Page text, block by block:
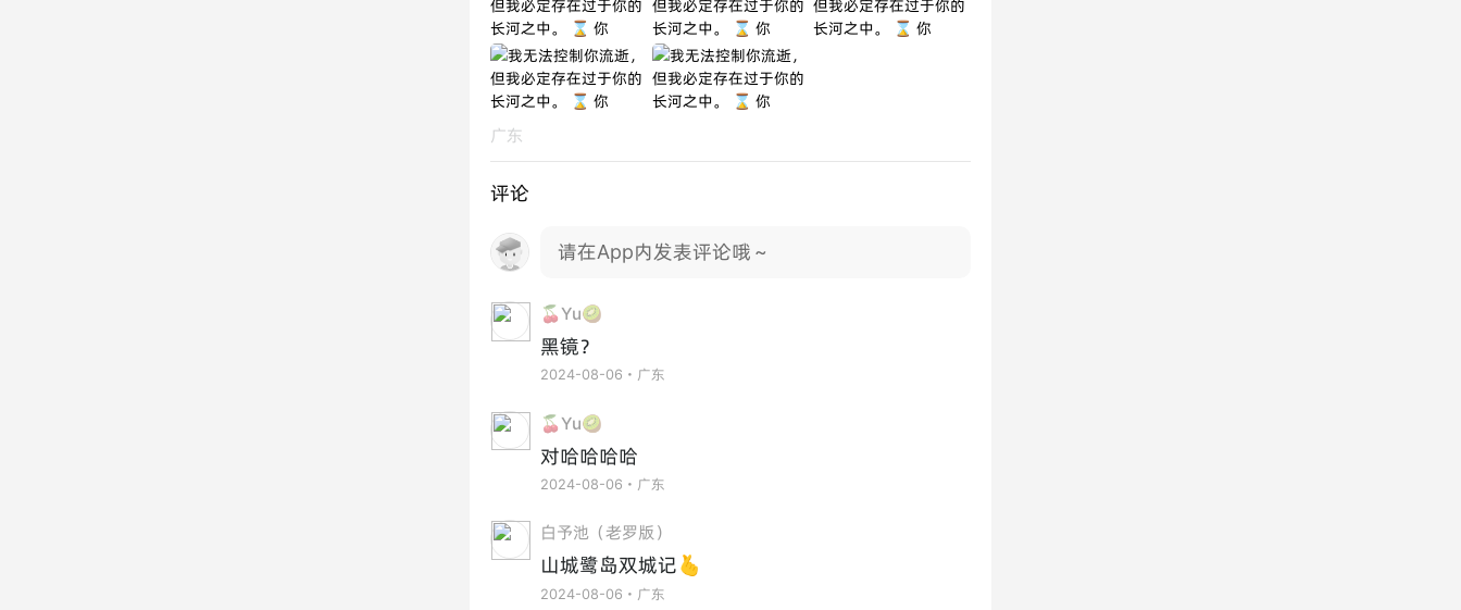
广东
评论
请在App内发表评论哦～
🍒Yu🥝
黑镜？
2024-08-06・广东
🍒Yu🥝
对哈哈哈哈
2024-08-06・广东
白予池（老罗版）
山城鹭岛双城记🫰
2024-08-06・广东